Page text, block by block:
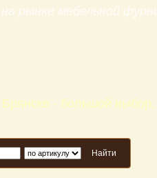
рынке мебельной
- большой
Найти